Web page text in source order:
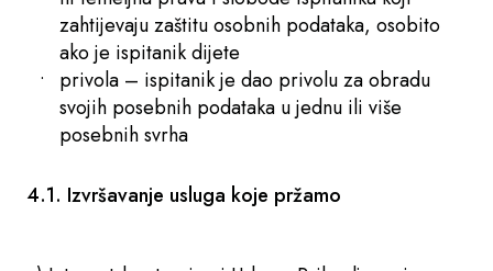
zahtijevaju zaštitu osobnih podataka, osobito
ako je ispitanik dijete
privola – ispitanik je dao privolu za obradu
svojih posebnih podataka u jednu ili više
posebnih svrha
4.1. Izvršavanje usluga koje pržamo